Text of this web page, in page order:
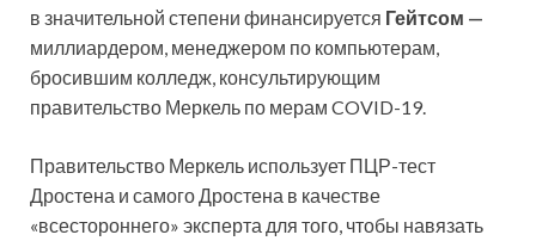
в значительной степени финансируется Гейтсом —
миллиардером, менеджером по компьютерам,
бросившим колледж, консультирующим
правительство Меркель по мерам COVID-19.
Правительство Меркель использует ПЦР-тест
Дростена и самого Дростена в качестве
«всестороннего» эксперта для того, чтобы навязать